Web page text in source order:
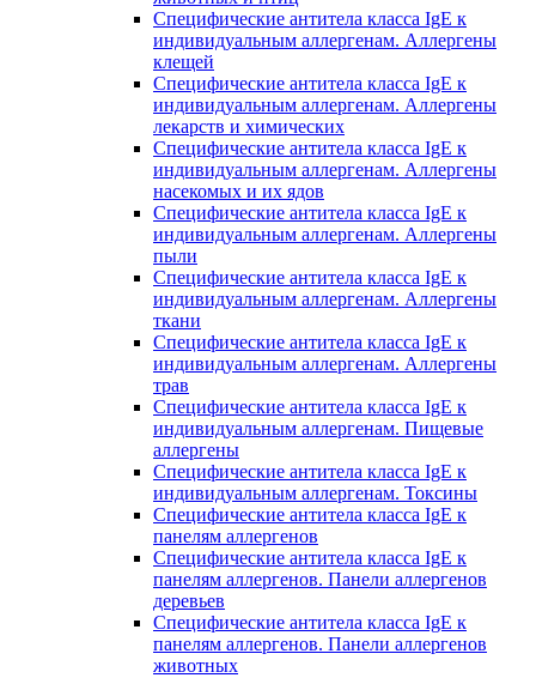
Специфические антитела класса IgE к
индивидуальным аллергенам. Аллергены
клещей
Специфические антитела класса IgE к
индивидуальным аллергенам. Аллергены
лекарств и химических
Специфические антитела класса IgE к
индивидуальным аллергенам. Аллергены
насекомых и их ядов
Специфические антитела класса IgE к
индивидуальным аллергенам. Аллергены
пыли
Специфические антитела класса IgE к
индивидуальным аллергенам. Аллергены
ткани
Специфические антитела класса IgE к
индивидуальным аллергенам. Аллергены
трав
Специфические антитела класса IgE к
индивидуальным аллергенам. Пищевые
аллергены
Специфические антитела класса IgE к
индивидуальным аллергенам. Токсины
Специфические антитела класса IgE к
панелям аллергенов
Специфические антитела класса IgE к
панелям аллергенов. Панели аллергенов
деревьев
Специфические антитела класса IgE к
панелям аллергенов. Панели аллергенов
животных